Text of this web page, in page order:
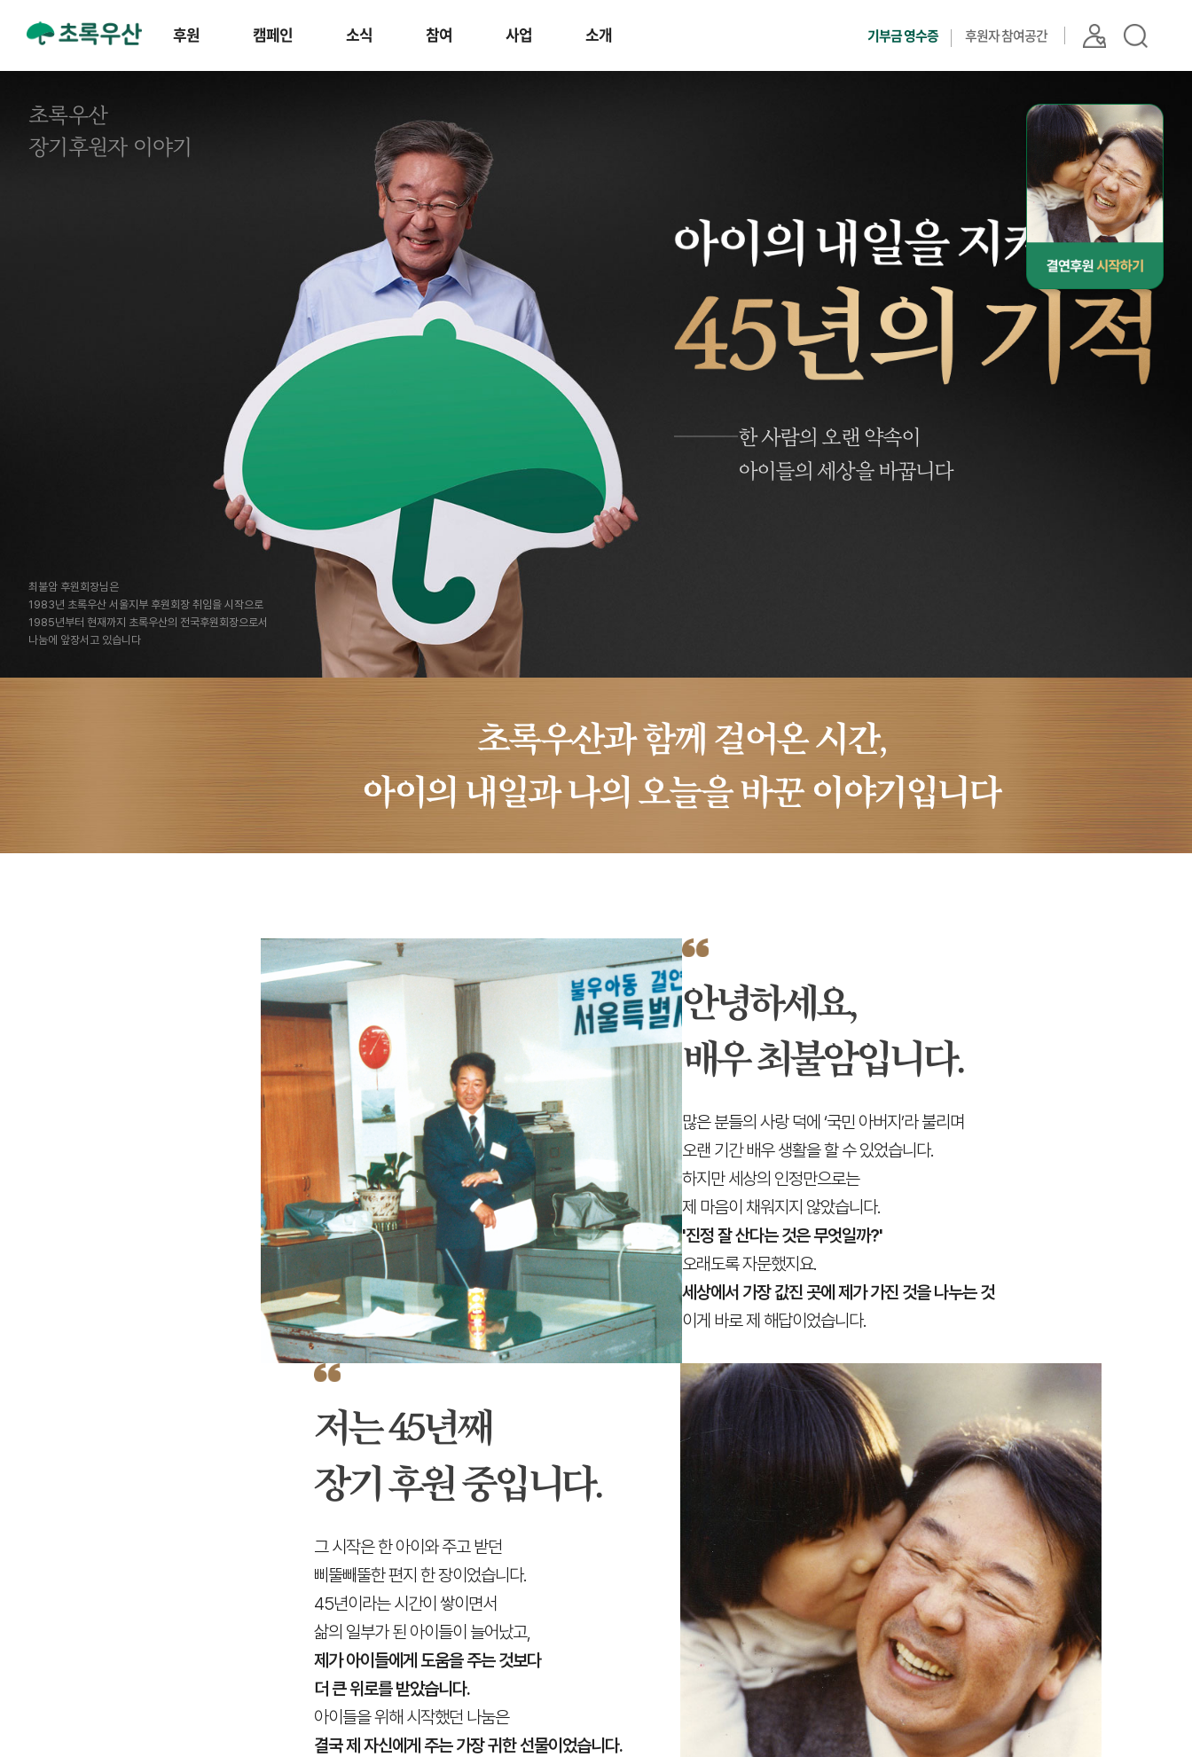
후원 캠페인 소식 참여 사업 소개 기부금 영수증 후원자 참여공간
초록우산
장기후원자 이야기
한 사람의 오랜 약속이
아이들의 세상을 바꿉니다
최불암 후원회장님은
1983년 초록우산 서울지부 후원회장 취임을 시작으로
1985년부터 현재까지 초록우산의 전국후원회장으로서
나눔에 앞장서고 있습니다
초록우산과 함께 걸어온 시간,
아이의 내일과 나의 오늘을 바꾼 이야기입니다
안녕하세요,
배우 최불암입니다.
많은 분들의 사랑 덕에 ‘국민 아버지’라 불리며
오랜 기간 배우 생활을 할 수 있었습니다.
하지만 세상의 인정만으로는
제 마음이 채워지지 않았습니다.
'진정 잘 산다는 것은 무엇일까?'
오래도록 자문했지요.
세상에서 가장 값진 곳에 제가 가진 것을 나누는 것
이게 바로 제 해답이었습니다.
저는 45년째
장기 후원 중입니다.
그 시작은 한 아이와 주고 받던
삐뚤빼뚤한 편지 한 장이었습니다.
45년이라는 시간이 쌓이면서
삶의 일부가 된 아이들이 늘어났고,
제가 아이들에게 도움을 주는 것보다
더 큰 위로를 받았습니다.
아이들을 위해 시작했던 나눔은
결국 제 자신에게 주는 가장 귀한 선물이었습니다.
결
연
원
시
작
기